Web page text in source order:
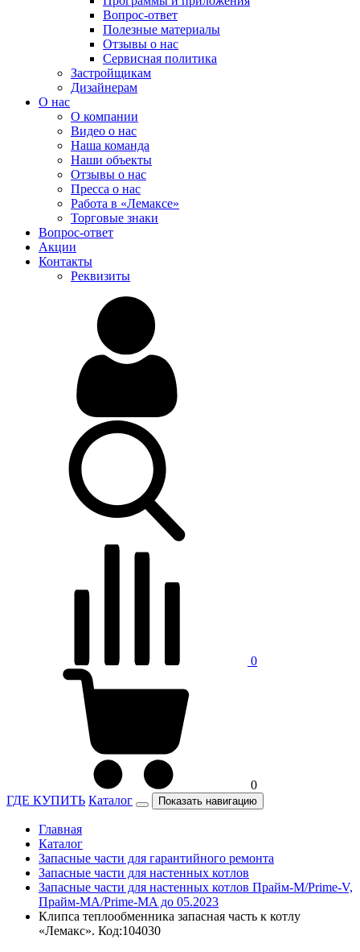
Вопрос-ответ
Полезные материалы
Отзывы о нас
Сервисная политика
Застройщикам
Дизайнерам
О нас
О компании
Видео о нас
Наша команда
Наши объекты
Отзывы о нас
Пресса о нас
Работа в «Лемаксе»
Торговые знаки
Вопрос-ответ
Акции
Контакты
Реквизиты
0
0
ГДЕ КУПИТЬ Каталог Показать навигацию
Главная
Каталог
Запасные части для гарантийного ремонта
Запасные части для настенных котлов
Запасные части для настенных котлов Прайм-М/Prime-V,
Прайм-МА/Prime-MA до 05.2023
Клипса теплообменника запасная часть к котлу
«Лемакс». Код:104030